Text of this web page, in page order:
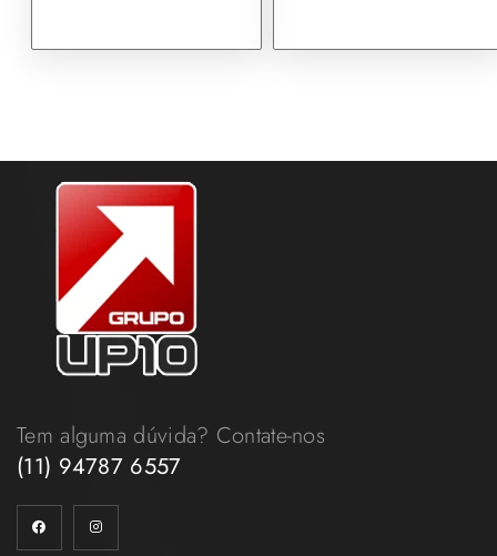
Tem alguma dúvida? Contate-nos
(11) 94787 6557